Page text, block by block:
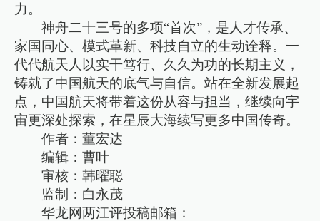
力。
神舟二十三号的多项“首次”，是人才传承、
家国同心、模式革新、科技自立的生动诠释。一
代代航天人以实干笃行、久久为功的长期主义，
铸就了中国航天的底气与自信。站在全新发展起
点，中国航天将带着这份从容与担当，继续向宇
宙更深处探索，在星辰大海续写更多中国传奇。
作者：董宏达
编辑：曹叶
审核：韩曜聪
监制：白永茂
华龙网两江评投稿邮箱：